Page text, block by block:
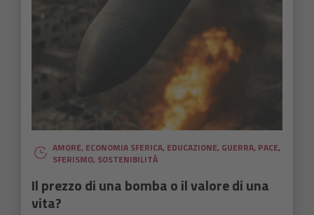
AMORE, ECONOMIA SFERICA, EDUCAZIONE, GUERRA, PACE,
SFERISMO, SOSTENIBILITÀ
Il prezzo di una bomba o il valore di una
vita?